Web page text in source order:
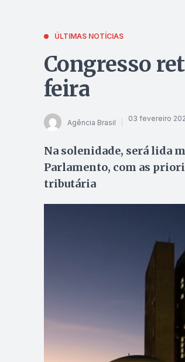
ÚLTIMAS NOTÍCIAS
Congresso
feira
Agência Brasil 03 fevereiro
Na solenidade, será lida
Parlamento, com as
tributária